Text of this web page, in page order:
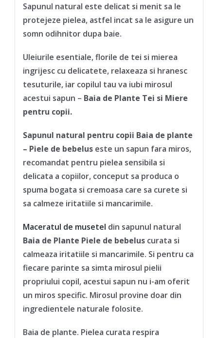
Sapunul natural este delicat si menit sa le
protejeze pielea, astfel incat sa le asigure un
somn odihnitor dupa baie.
Uleiurile esentiale, florile de tei si mierea
ingrijesc cu delicatete, relaxeaza si hranesc
tesuturile, iar copilul tau va iubi mirosul
acestui sapun – Baia de Plante Tei si Miere
pentru copii.
Sapunul natural pentru copii Baia de plante
– Piele de bebeluseste un sapun fara miros,
recomandat pentru pielea sensibila si
delicata a copiilor, conceput sa produca o
spuma bogata si cremoasa care sa curete si
sa calmeze iritatiile si mancarimile.
Maceratul de musetel din sapunul natural
Baia de Plante Piele de bebeluscurata si
calmeaza iritatiile si mancarimile. Si pentru ca
fiecare parinte sa simta mirosul pielii
propriului copil, acestui sapun nu i-am oferit
un miros specific. Mirosul provine doar din
ingredientele naturale folosite.
Baia de plante. Pielea curata respira